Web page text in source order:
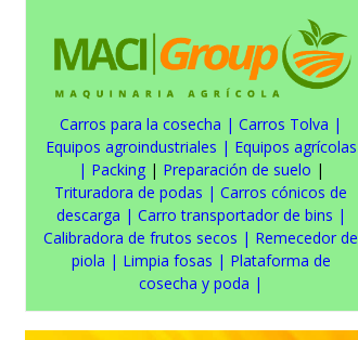
Carros para la cosecha | Carros Tolva |
Equipos agroindustriales | Equipos agrícolas
| Packing| Preparación de suelo |
Trituradora de podas | Carros cónicos de
descarga | Carro transportador de bins |
Calibradora de frutos secos | Remecedor de
piola | Limpia fosas | Plataforma de
cosecha y poda |